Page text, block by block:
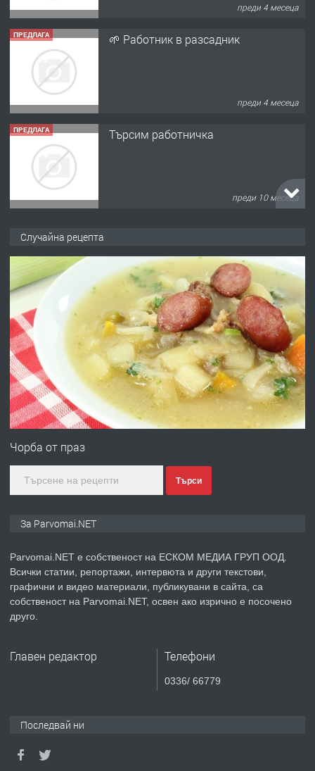
преди 4 месеца
ПРЕДЛАГА 🌱 Работник в разсадник
преди 4 месеца
ПРЕДЛАГА Търсим работничка
преди 10 месеца
преди 1 година
ПРЕДЛАГА Работа за общи работници
преди 1 година
ПРЕДЛАГА
Първи поход "По стъпките на Ангел
преди 1 година
ПРЕДЛАГА Уроци по Математика
Случайна рецепта
Чорба от праз
Търси
За Parvomai.NET
Parvomai.NET е собственост на ЕСКОМ МЕДИА ГРУП ООД.
Всички статии, репортажи, интервюта и други текстови,
графични и видео материали, публикувани в сайта, са
собственост на Parvomai.NET, освен ако изрично е посочено
друго.
Главен редактор Телефони
0336/ 66779
Последвай ни